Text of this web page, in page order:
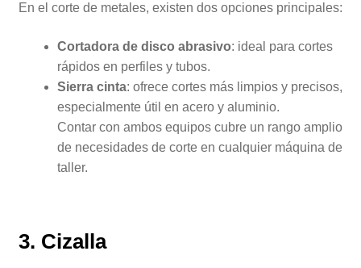
En el corte de metales, existen dos opciones principales:
Cortadora de disco abrasivo: ideal para cortes
rápidos en perfiles y tubos.
Sierra cinta: ofrece cortes más limpios y precisos,
especialmente útil en acero y aluminio.
Contar con ambos equipos cubre un rango amplio
de necesidades de corte en cualquier máquina de
taller.
3. Cizalla